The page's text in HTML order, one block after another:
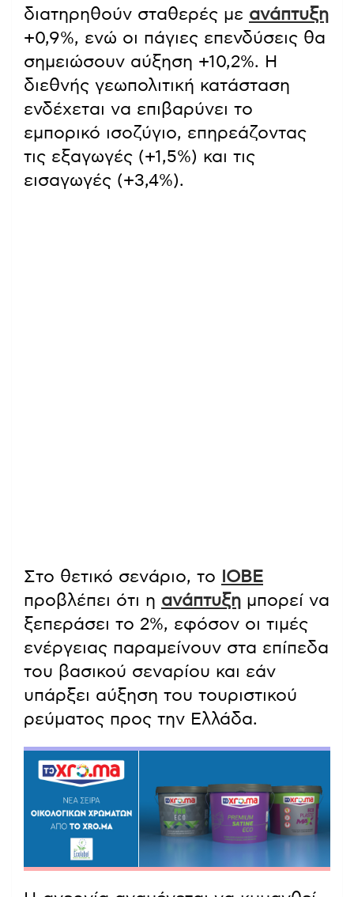
διατηρηθούν σταθερές με ανάπτυξη
+0,9%, ενώ οι πάγιες επενδύσεις θα
σημειώσουν αύξηση +10,2%. Η
διεθνής γεωπολιτική κατάσταση
ενδέχεται να επιβαρύνει το
εμπορικό ισοζύγιο, επηρεάζοντας
τις εξαγωγές (+1,5%) και τις
εισαγωγές (+3,4%).
Στο θετικό σενάριο, το
ΙΟΒΕ
προβλέπει ότι η ανάπτυξη μπορεί να
ξεπεράσει το 2%, εφόσον οι τιμές
ενέργειας παραμείνουν στα επίπεδα
του βασικού σεναρίου και εάν
υπάρξει αύξηση του τουριστικού
ρεύματος προς την Ελλάδα.